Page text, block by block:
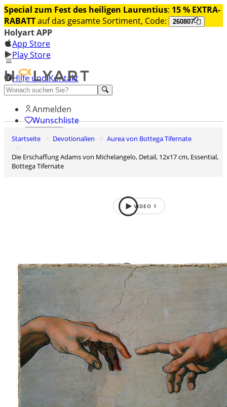
Special zum Fest des heiligen Laurentius: 15 % EXTRA-
RABATTauf das gesamte Sortiment, Code: 260807
Holyart APP
App Store
Play Store
Hilfe und Kontakt
Entdecken Sie Premium
Anmelden
Wunschliste
0
Startseite Devotionalien
Aurea von Bottega Tifernate
Die Erschaffung Adams von Michelangelo, Detail, 12x17 cm, Essential,
Bottega Tifernate
VIDEO 1